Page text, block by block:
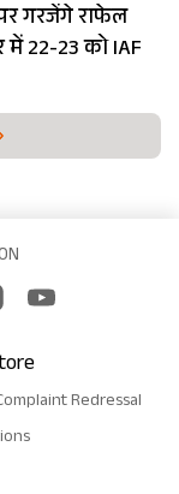
गरजेंगे राफेल
22-23 को IAF
Redressal